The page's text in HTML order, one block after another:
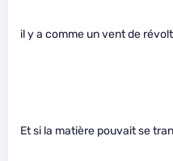
il y a comme un vent de
Et si la matière pouvait se